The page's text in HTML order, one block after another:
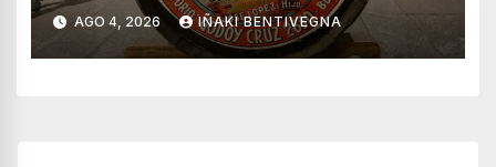
AGO 4, 2026 IÑAKI BENTIVEGNA